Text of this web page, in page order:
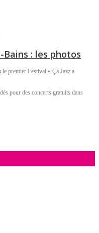
Bains : les photos
le premier Festival « Ça Jazz à
pour des concerts gratuits dans